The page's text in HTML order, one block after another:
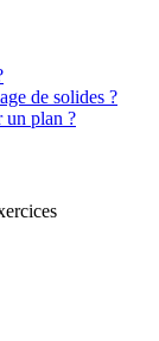
de solides ?
un plan ?